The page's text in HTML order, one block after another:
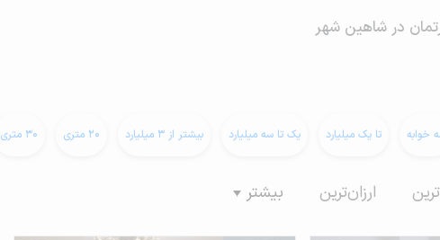
در شاهین شهر
خوابه تا یک میلیارد یک تا سه میلیارد بیشتر از 3 میلیارد 20 متری 30 متری
ارزان‌ترین بیشتر